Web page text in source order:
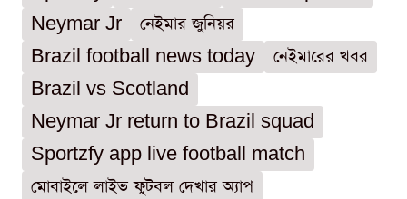
Neymar Jr
নেইমার জুনিয়র
Brazil football news today
নেইমারের খবর
Brazil vs Scotland
Neymar Jr return to Brazil squad
Sportzfy app live football match
মোবাইলে লাইভ ফুটবল দেখার অ্যাপ